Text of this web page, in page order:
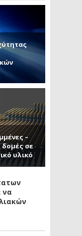
–
δομές σε
υλικό
να